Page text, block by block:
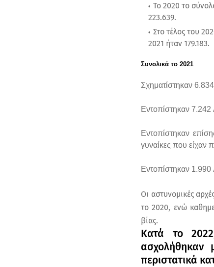
Το 2020 το
223.639.
Στο τέλος του
2021 ήταν 179.183.
Συνολικά το 2021
Σχηματίστηκαν 6.834
Εντοπίστηκαν 7.242
Εντοπίστηκαν
γυναίκες που είχαν
Εντοπίστηκαν 1.990
Οι αστυνομικές
το 2020, ενώ
βίας.
Κατά το
ασχολήθηκαν
περιστατικά